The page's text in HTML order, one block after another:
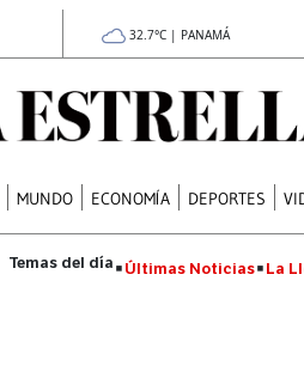
32.7°C | PANAMÁ
MUNDO ECONOMÍA DEPORTES
Últimas Noticias La